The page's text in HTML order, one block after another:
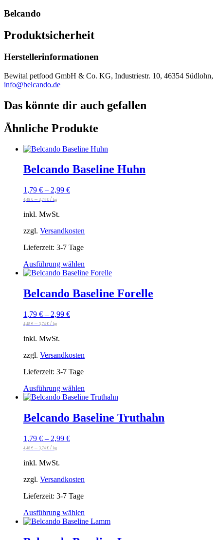
Belcando
Produktsicherheit
Herstellerinformationen
Bewital petfood GmbH & Co. KG, Industriestr. 10, 46354 Südlohn,
info@belcando.de
Das könnte dir auch gefallen
Ähnliche Produkte
Belcando Baseline Huhn
1,79 € – 2,99 €
4,48 € – 3,74 € / kg
inkl. MwSt.
zzgl. Versandkosten
Lieferzeit: 3-7 Tage
Ausführung wählen
Produkt
mehrere
Varianten
Produktseite
Belcando Baseline Forelle
1,79 € – 2,99 €
4,48 € – 3,74 € / kg
inkl. MwSt.
zzgl. Versandkosten
Lieferzeit: 3-7 Tage
Ausführung wählen
Produkt
mehrere
Varianten
Produktseite
Belcando Baseline Truthahn
1,79 € – 2,99 €
4,48 € – 3,74 € / kg
inkl. MwSt.
zzgl. Versandkosten
Lieferzeit: 3-7 Tage
Ausführung wählen
Produkt
mehrere